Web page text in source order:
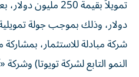
دولار، وذلك بموجب جولة
شركة مبادلة للاستثمار،
النمو التابع لشركة تويوتا)